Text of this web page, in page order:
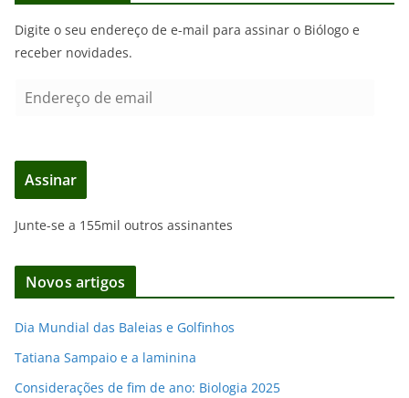
Digite o seu endereço de e-mail para assinar o Biólogo e
receber novidades.
e
e
ç
d
e
a
i
Assinar
Junte-se a 155mil outros assinantes
Novos artigos
Dia Mundial das Baleias e Golfinhos
Tatiana Sampaio e a laminina
Considerações de fim de ano: Biologia 2025